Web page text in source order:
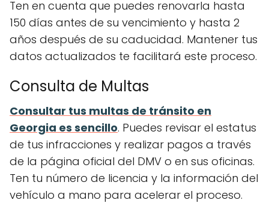
Ten en cuenta que puedes renovarla hasta
150 días antes de su vencimiento y hasta 2
años después de su caducidad. Mantener tus
datos actualizados te facilitará este proceso.
Consulta de Multas
Consultar tus multas de tránsito en
Georgia es sencillo. Puedes revisar el estatus
de tus infracciones y realizar pagos a través
de la página oficial del DMV o en sus oficinas.
Ten tu número de licencia y la información del
vehículo a mano para acelerar el proceso.